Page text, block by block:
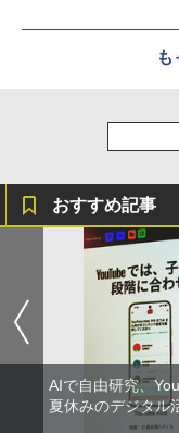
おすすめ記事
AIで自由研究、
夏休みのデジタル